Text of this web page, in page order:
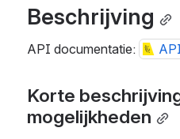
Beschrijving
API documentatie:
Korte
mogelijkheden